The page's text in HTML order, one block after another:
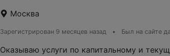
Москва
Зарегистрирован 9 месяцев назад • Был на сайте
Оказываю услуги по капитальному и